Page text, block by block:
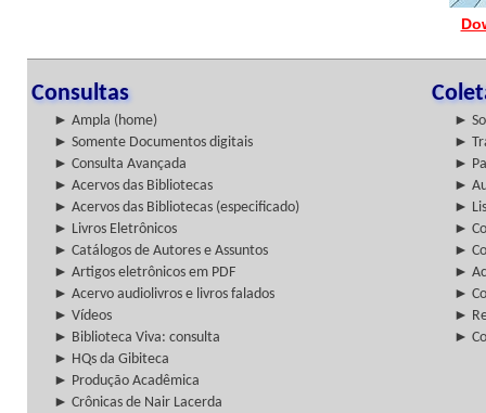
Consultas
► Ampla (home)
►
► Somente Documentos digitais
►
► Consulta Avançada
►
► Acervos das Bibliotecas
►
► Acervos das Bibliotecas (especificado)
►
► Livros Eletrônicos
►
► Catálogos de Autores e Assuntos
►
► Artigos eletrônicos em PDF
►
► Acervo audiolivros e livros falados
►
► Vídeos
►
► Biblioteca Viva: consulta
►
► HQs da Gibiteca
► Produção Acadêmica
► Crônicas de Nair Lacerda